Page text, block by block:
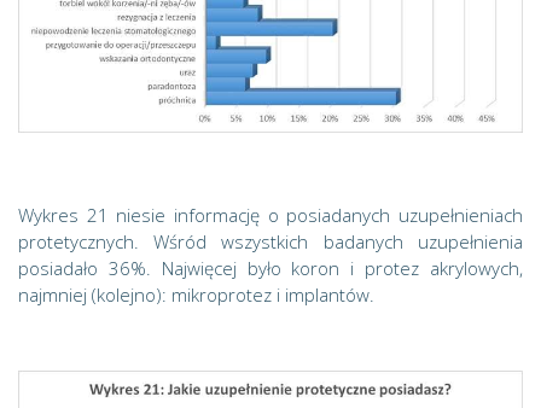
Wykres 21 niesie informację o posiadanych uzupełnieniach
protetycznych. Wśród wszystkich badanych uzupełnienia
posiadało 36%. Najwięcej było koron i protez akrylowych,
najmniej (kolejno): mikroprotez i implantów.